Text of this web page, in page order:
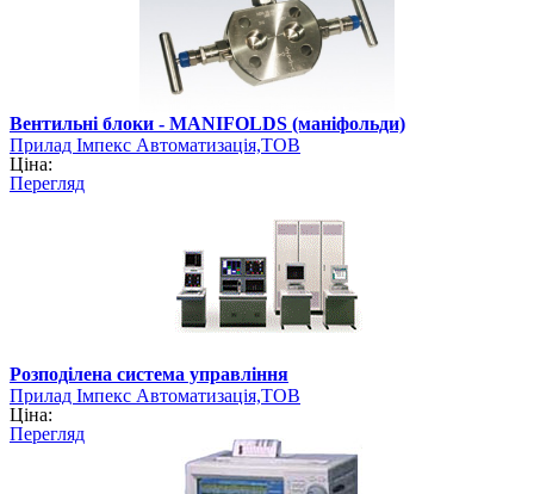
Вентильні блоки - MANIFOLDS (маніфольди)
Прилад Імпекс Автоматизація,ТОВ
Ціна:
Перегляд
Розподілена система управління
Прилад Імпекс Автоматизація,ТОВ
Ціна:
Перегляд